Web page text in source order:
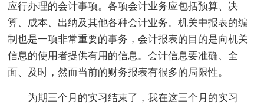
应行办理的会计事项。各项会计业务应包括预算、决
算、成本、出纳及其他各种会计业务。机关中报表的编
制也是一项非常重要的事务，会计报表的目的是向机关
信息的使用者提供有用的信息。会计信息要准确、全
面、及时，然而当前的财务报表有很多的局限性。
为期三个月的实习结束了，我在这三个月的实习